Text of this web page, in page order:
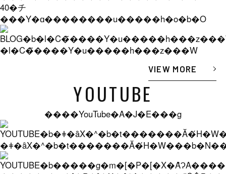
40�チ
���Y�ɑ��������u�����h�o�b�O
�l�C�̃����Y�u�����h���z���W
VIEW MORE
YOUTUBE
����YouTube�A�J�E���g